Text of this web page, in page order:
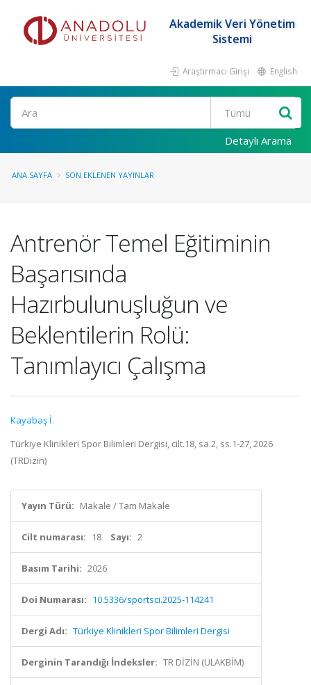
Akademik Veri Yönetim
Sistemi
Araştırmacı Girişi English
Ara
Detaylı Arama
ANA SAYFA SON EKLENEN YAYINLAR
Antrenör Temel Eğitiminin
Başarısında
Hazırbulunuşluğun ve
Beklentilerin Rolü:
Tanımlayıcı Çalışma
Kayabaş İ.
Türkiye Klinikleri Spor Bilimleri Dergisi, cilt.18, sa.2, ss.1-27, 2026
(TRDizin)
Yayın Türü: Makale / Tam Makale
Cilt numarası: 18 Sayı: 2
Basım Tarihi: 2026
Doi Numarası: 10.5336/sportsci.2025-114241
Dergi Adı: Türkiye Klinikleri Spor Bilimleri Dergisi
Derginin Tarandığı İndeksler: TR DİZİN (ULAKBİM)